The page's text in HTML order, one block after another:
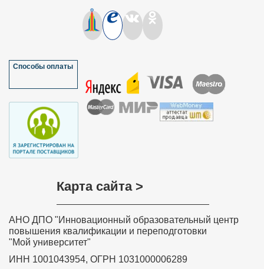
Способы оплаты
Карта сайта >
АНО ДПО "Инновационный образовательный центр
повышения квалификации и переподготовки
"Мой университет"
ИНН 1001043954, ОГРН 1031000006289